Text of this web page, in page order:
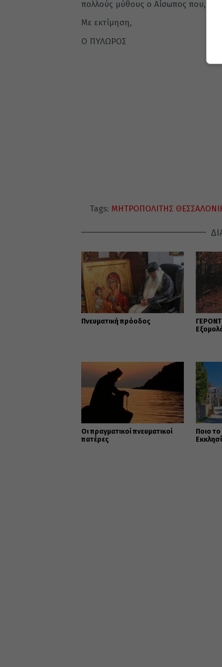
πολλούς μύθους ο Αίσωπος που,
Με εκτίμηση,
Ο ΠΥΛΩΡΟΣ
Tags: ΜΗΤΡΟΠΟΛΙΤΗΣ
Πνευματική πρόοδος
Οι πραγματικοί πνευματικοί
πατέρες
Ποιο